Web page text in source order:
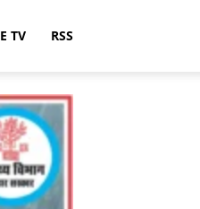
TV RSS